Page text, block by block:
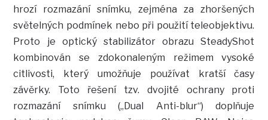
hrozí rozmazání snímku, zejména za zhoršených
světelných podmínek nebo při použití teleobjektivu.
Proto je optický stabilizátor obrazu SteadyShot
kombinován se zdokonaleným režimem vysoké
citlivosti, který umožňuje používat kratší časy
závěrky. Toto řešení tzv. dvojité ochrany proti
rozmazání snímku („Dual Anti-blur“) doplňuje